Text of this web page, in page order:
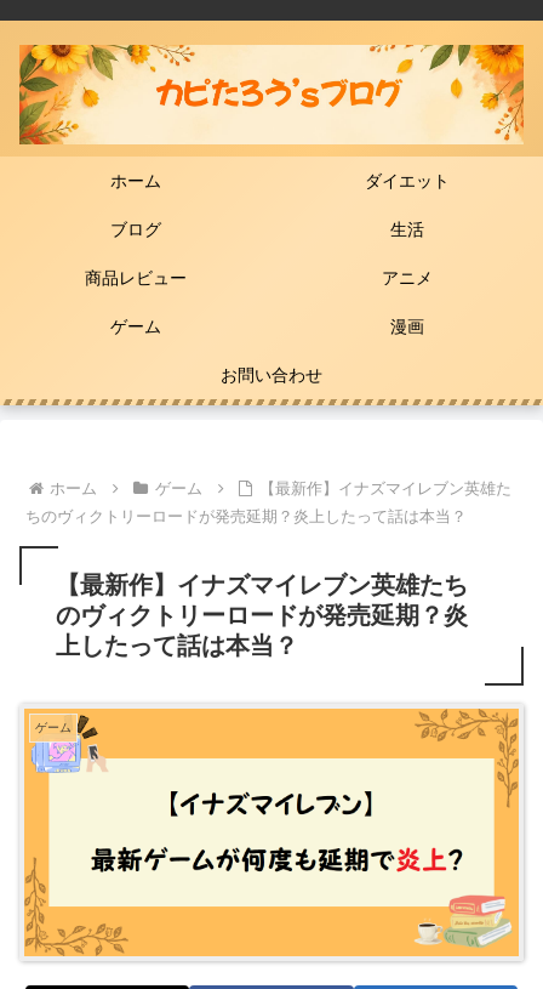
ホーム ダイエット
ブログ 生活
商品レビュー アニメ
ゲーム 漫画
お問い合わせ
ホーム ゲーム
【最新作】イナズマイレブン英雄た
ちのヴィクトリーロードが発売延期？炎上したって話は本当？
【最新作】イナズマイレブン英雄たち
のヴィクトリーロードが発売延期？炎
上したって話は本当？
ゲーム